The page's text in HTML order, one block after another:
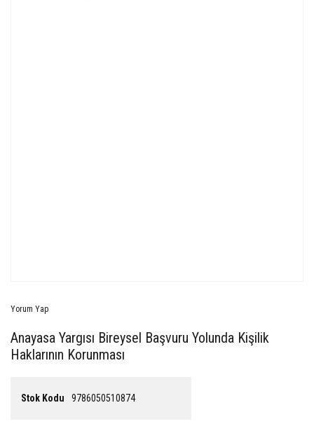
Yorum Yap
Anayasa Yargısı Bireysel Başvuru Yolunda Kişilik
Haklarının Korunması
Stok Kodu 9786050510874